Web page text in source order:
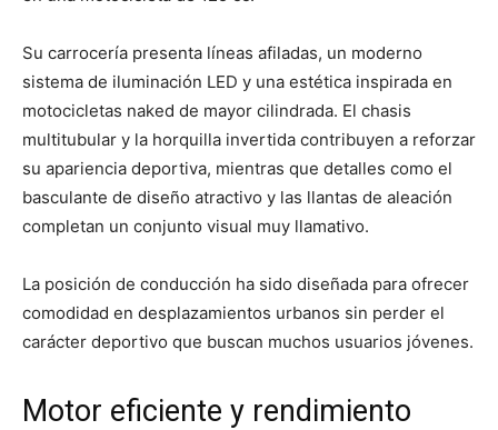
Su carrocería presenta líneas afiladas, un moderno
sistema de iluminación LED y una estética inspirada en
motocicletas naked de mayor cilindrada. El chasis
multitubular y la horquilla invertida contribuyen a reforzar
su apariencia deportiva, mientras que detalles como el
basculante de diseño atractivo y las llantas de aleación
completan un conjunto visual muy llamativo.
La posición de conducción ha sido diseñada para ofrecer
comodidad en desplazamientos urbanos sin perder el
carácter deportivo que buscan muchos usuarios jóvenes.
Motor eficiente y rendimiento